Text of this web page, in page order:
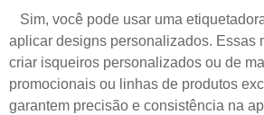
Sim, você pode usar uma
aplicar designs personalizados. Essas
criar isqueiros personalizados ou de
promocionais ou linhas de produtos
garantem precisão e consistência na